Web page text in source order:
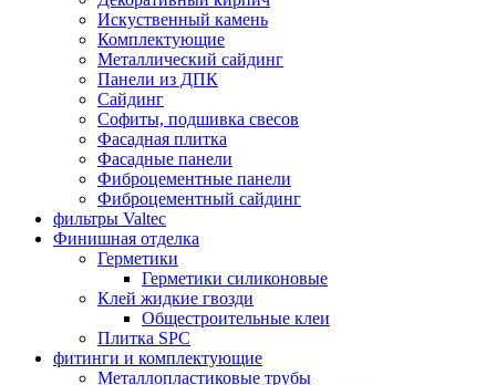
Искуственный камень
Комплектующие
Металлический сайдинг
Панели из ДПК
Сайдинг
Софиты, подшивка свесов
Фасадная плитка
Фасадные панели
Фиброцементные панели
Фиброцементный сайдинг
фильтры Valtec
Финишная отделка
Герметики
Герметики силиконовые
Клей жидкие гвозди
Общестроительные клеи
Плитка SPC
фитинги и комплектующие
Металлопластиковые трубы